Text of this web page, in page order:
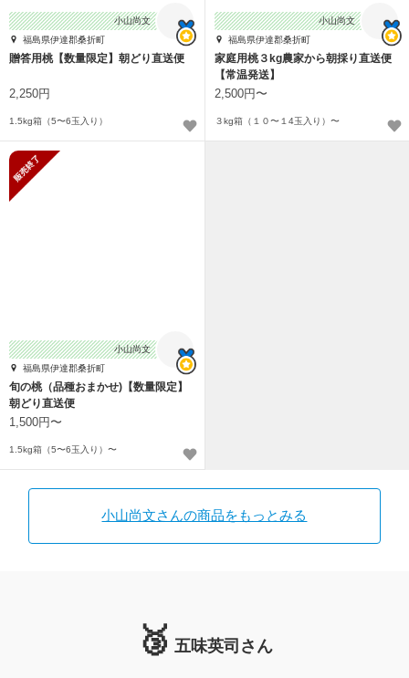
小山尚文
福島県伊達郡桑折町
贈答用桃【数量限定】朝どり直送便
2,250円
1.5kg箱（5〜6玉入り）
小山尚文
福島県伊達郡桑折町
家庭用桃３kg農家から朝採り直送便
【常温発送】
2,500円〜
３kg箱（１０〜１4玉入り）〜
小山尚文
福島県伊達郡桑折町
旬の桃（品種おまかせ)【数量限定】
朝どり直送便
1,500円〜
1.5kg箱（5〜6玉入り）〜
小山尚文さんの商品をもっとみる
🥉 五味英司さん